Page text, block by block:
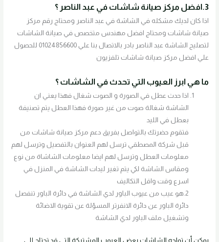
3.افضل مركز صيانة شاشات في عبد الناصر ؟
اذا كان لديك مشكله في الشاشة في عبد الناصر ومحتاج رقم مركز
صيانة شاشات ومحتاج افضل مهندس متخصص في صيانة الشاشات
لتصليح الشاشة عبد الناصر بادر بالاتصال بنا علي 01024856600 للحصول
علي افضل مركز صيانة شاشات تلفزيون
ما هي ابرز العيوب التي تحدث في الشاشات ؟
اذا حدث عطل في الصورة و الصوت شغال فهذا يعني ان
الشاشة شغالة صوت من غير صورة فهذا العطل يتم تصنيفة
بعطل في الليد
فتقوم حضرتك بالتواصل بفريق دعم مركز صيانة شاشات من
قبل شركة المصطقي ترسل لهم العنوان بالتفصيل وترسل لهم
معلومات العطل وترسل لهم ايضا معلومات الشاشاة من نوع
ومقاس الشاشة لكي يتم تغير ليدات الشاشة في المنزل في
اسرع وقت واقل التكاليف
2.هو عيب من عيوب الباور لدي الشاشة في دائرة الباور تنفصل
دائرة الباور عن دائرة الانفرتر المسؤلة عن تقوية الاضائة
وتشغيل ملف الباور لدي الشاشة
يمكن أن تواجه الشاشات بعض العيوب المشتركة التي قد تحتاج إلى